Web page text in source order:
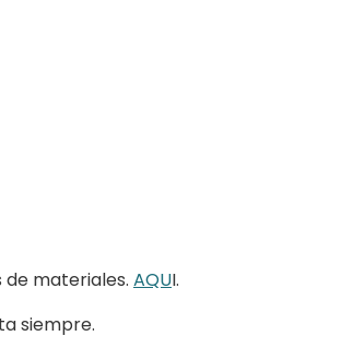
de materiales. AQUI.
siempre.